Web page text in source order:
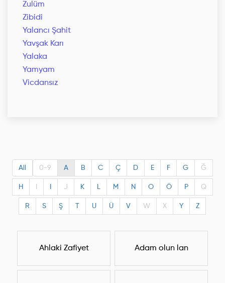
Zulüm
Zibidi
Yalancı Şahit
Yavşak Karı
Yalaka
Yamyam
Vicdansız
All 0-9 A B C Ç D E F G Ğ
H J K L M N O Ö P Q
R S Ş U Ü V W X Y Z
Ahlaki Zafiyet Adam olun lan